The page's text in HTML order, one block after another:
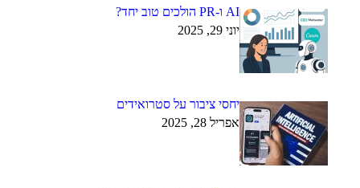
AI ו-PR הולכים טוב יחד?
יוני 29, 2025
יחסי ציבור על סטרואידים
אפריל 28, 2025